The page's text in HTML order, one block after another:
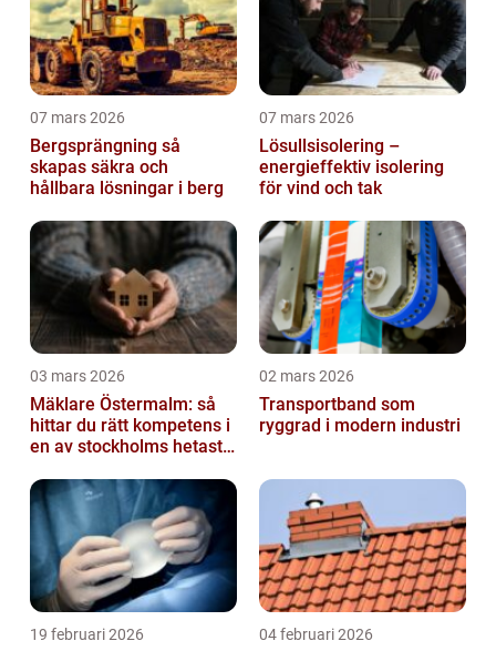
07 mars 2026
Bergsprängning så
skapas säkra och
hållbara lösningar i berg
07 mars 2026
Lösullsisolering –
energieffektiv isolering
för vind och tak
03 mars 2026
Mäklare Östermalm: så
hittar du rätt kompetens i
en av stockholms hetaste
02 mars 2026
Transportband som
ryggrad i modern industri
19 februari 2026 04 februari 2026